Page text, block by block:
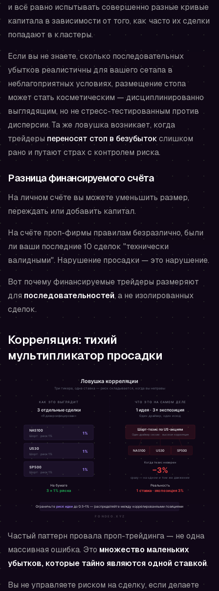
и всё равно испытывать совершенно разные кривые
капитала в зависимости от того, как часто их сделки
попадают в кластеры.
Если вы не знаете, сколько последовательных
убытков реалистичны для вашего сетапа в
неблагоприятных условиях, размещение стопа
может стать косметическим — дисциплинированно
выглядящим, но не стресс-тестированным против
дисперсии. Та же ловушка возникает, когда
трейдеры переносят стоп в безубытокслишком
рано и путают страх с контролем риска.
Разница финансируемого счёта
На личном счёте вы можете уменьшить размер,
переждать или добавить капитал.
На счёте проп-фирмы правилам безразлично, были
ли ваши последние 10 сделок "технически
валидными". Нарушение просадки — это нарушение.
Вот почему финансируемые трейдеры размеряют
для последовательностей, а не изолированных
сделок.
Корреляция: тихий
мультипликатор просадки
Частый паттерн провала проп-трейдинга — не одна
массивная ошибка. Это множество маленьких
убытков, которые тайно являются одной ставкой.
Вы не управляете риском на сделку, если делаете